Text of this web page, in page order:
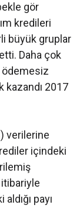
gör
kredileri
büyük gruplar
Daha çok
ödemesiz
kazandı 2017
verilerine
içindeki
itibariyle
payı